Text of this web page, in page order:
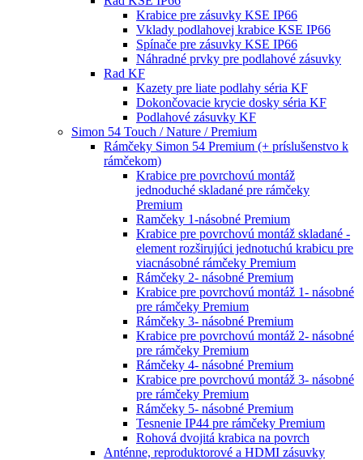
Krabice pre zásuvky KSE IP66
Vklady podlahovej krabice KSE IP66
Spínače pre zásuvky KSE IP66
Náhradné prvky pre podlahové zásuvky
Rad KF
Kazety pre liate podlahy séria KF
Dokončovacie krycie dosky séria KF
Podlahové zásuvky KF
Simon 54 Touch / Nature / Premium
Rámčeky Simon 54 Premium (+ príslušenstvo k
rámčekom)
Krabice pre povrchovú montáž
jednoduché skladané pre rámčeky
Premium
Ramčeky 1-násobné Premium
Krabice pre povrchovú montáž skladané -
element rozširujúci jednotuchú krabicu pre
viacnásobné rámčeky Premium
Rámčeky 2- násobné Premium
Krabice pre povrchovú montáž 1- násobné
pre rámčeky Premium
Rámčeky 3- násobné Premium
Krabice pre povrchovú montáž 2- násobné
pre rámčeky Premium
Rámčeky 4- násobné Premium
Krabice pre povrchovú montáž 3- násobné
pre rámčeky Premium
Rámčeky 5- násobné Premium
Tesnenie IP44 pre rámčeky Premium
Rohová dvojitá krabica na povrch
Anténne, reproduktorové a HDMI zásuvky